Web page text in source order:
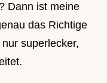
Dann ist meine
das Richtige
superlecker,